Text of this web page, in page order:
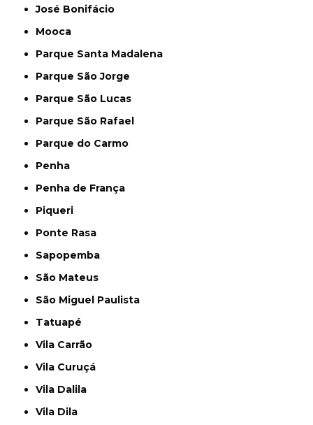
José Bonifácio
Mooca
Parque Santa Madalena
Parque São Jorge
Parque São Lucas
Parque São Rafael
Parque do Carmo
Penha
Penha de França
Piqueri
Ponte Rasa
Sapopemba
São Mateus
São Miguel Paulista
Tatuapé
Vila Carrão
Vila Curuçá
Vila Dalila
Vila Dila